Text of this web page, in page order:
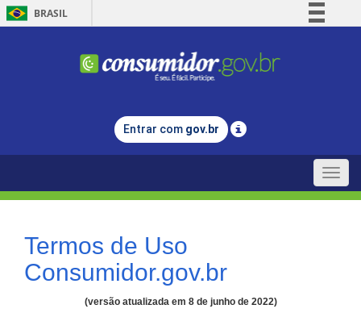
BRASIL
Comunica BR
Legislação
Entrar com gov.br
Toggle
Termos de Uso
Consumidor.gov.br
(versão atualizada em 8 de junho de 2022)